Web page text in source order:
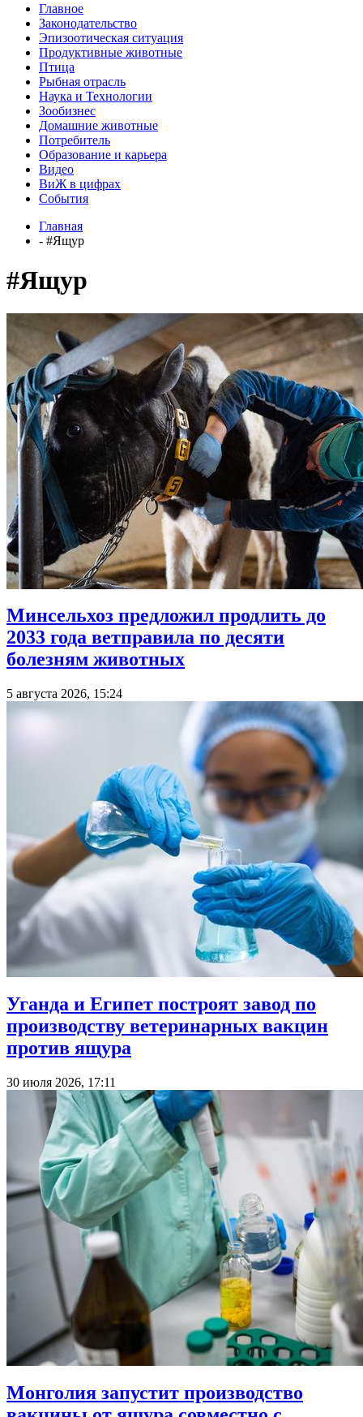
Главное
Законодательство
Эпизоотическая ситуация
Продуктивные животные
Птица
Рыбная отрасль
Наука и Технологии
Зообизнес
Домашние животные
Потребитель
Образование и карьера
Видео
ВиЖ в цифрах
События
Главная
- #Ящур
#Ящур
Минсельхоз предложил продлить до
2033 года ветправила по десяти
болезням животных
5 августа 2026, 15:24
Уганда и Египет построят завод по
производству ветеринарных вакцин
против ящура
30 июля 2026, 17:11
Монголия запустит производство